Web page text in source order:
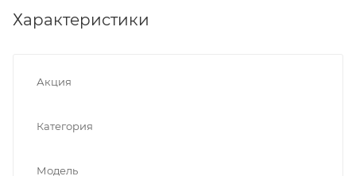
Характеристики
Акция
Категория
Модель